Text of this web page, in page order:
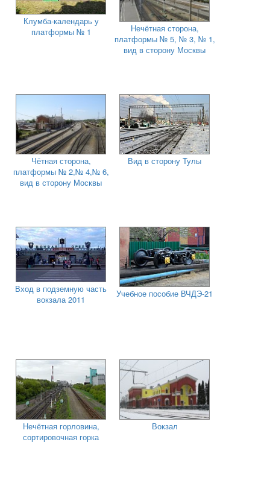
Клумба-календарь у
платформы № 1
Нечётная сторона,
платформы № 5, № 3, № 1,
вид в сторону Москвы
Чётная сторона,
платформы № 2,№ 4,№ 6,
вид в сторону Москвы
Вид в сторону Тулы
Вход в подземную часть
вокзала 2011
Учебное пособие ВЧДЭ-21
Нечётная горловина,
сортировочная горка
Вокзал